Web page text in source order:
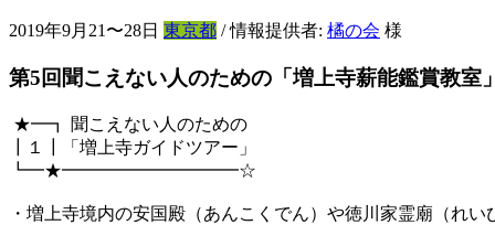
2019年9月21〜28日 東京都 / 情報提供者: 橘の会 様
第5回聞こえない人のための「増上寺薪能鑑賞教室」
★━┓ 聞こえない人のための
┃１┃「増上寺ガイドツアー」
┗━★━━━━━━━━━━☆
・増上寺境内の安国殿（あんこくでん）や徳川家霊廟（れい